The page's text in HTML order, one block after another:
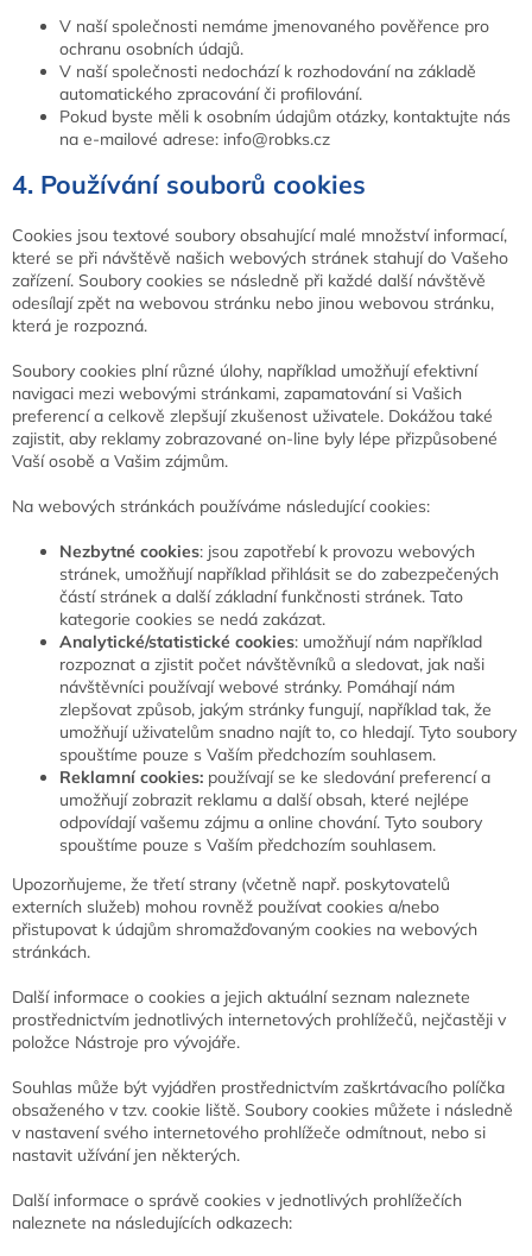
V naší společnosti nemáme jmenovaného pověřence pro
ochranu osobních údajů.
V naší společnosti nedochází k rozhodování na základě
automatického zpracování či profilování.
Pokud byste měli k osobním údajům otázky, kontaktujte nás
na e-mailové adrese: info@robks.cz
4. Používání souborů cookies
Cookies jsou textové soubory obsahující malé množství informací,
které se při návštěvě našich webových stránek stahují do Vašeho
zařízení. Soubory cookies se následně při každé další návštěvě
odesílají zpět na webovou stránku nebo jinou webovou stránku,
která je rozpozná.
Soubory cookies plní různé úlohy, například umožňují efektivní
navigaci mezi webovými stránkami, zapamatování si Vašich
preferencí a celkově zlepšují zkušenost uživatele. Dokážou také
zajistit, aby reklamy zobrazované on-line byly lépe přizpůsobené
Vaší osobě a Vašim zájmům.
Na webových stránkách používáme následující cookies:
Nezbytné cookies: jsou zapotřebí k provozu webových
stránek, umožňují například přihlásit se do zabezpečených
částí stránek a další základní funkčnosti stránek. Tato
kategorie cookies se nedá zakázat.
Analytické/statistické cookies: umožňují nám například
rozpoznat a zjistit počet návštěvníků a sledovat, jak naši
návštěvníci používají webové stránky. Pomáhají nám
zlepšovat způsob, jakým stránky fungují, například tak, že
umožňují uživatelům snadno najít to, co hledají. Tyto soubory
spouštíme pouze s Vaším předchozím souhlasem.
Reklamní cookies: používají se ke sledování preferencí a
umožňují zobrazit reklamu a další obsah, které nejlépe
odpovídají vašemu zájmu a online chování. Tyto soubory
spouštíme pouze s Vaším předchozím souhlasem.
Upozorňujeme, že třetí strany (včetně např. poskytovatelů
externích služeb) mohou rovněž používat cookies a/nebo
přistupovat k údajům shromažďovaným cookies na webových
stránkách.
Další informace o cookies a jejich aktuální seznam naleznete
prostřednictvím jednotlivých internetových prohlížečů, nejčastěji v
položce Nástroje pro vývojáře.
Souhlas může být vyjádřen prostřednictvím zaškrtávacího políčka
obsaženého v tzv. cookie liště. Soubory cookies můžete i následně
v nastavení svého internetového prohlížeče odmítnout, nebo si
nastavit užívání jen některých.
Další informace o správě cookies v jednotlivých prohlížečích
naleznete na následujících odkazech: